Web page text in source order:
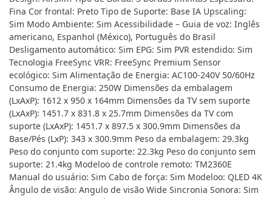
Fina Cor frontal: Preto Tipo de Suporte: Base IA Upscaling:
Sim Modo Ambiente: Sim Acessibilidade – Guia de voz: Inglês
americano, Espanhol (México), Português do Brasil
Desligamento automático: Sim EPG: Sim PVR estendido: Sim
Tecnologia FreeSync VRR: FreeSync Premium Sensor
ecológico: Sim Alimentação de Energia: AC100-240V 50/60Hz
Consumo de Energia: 250W Dimensões da embalagem
(LxAxP): 1612 x 950 x 164mm Dimensões da TV sem suporte
(LxAxP): 1451.7 x 831.8 x 25.7mm Dimensões da TV com
suporte (LxAxP): 1451.7 x 897.5 x 300.9mm Dimensões da
Base/Pés (LxP): 343 x 300.9mm Peso da embalagem: 29.3kg
Peso do conjunto com suporte: 22.3kg Peso do conjunto sem
suporte: 21.4kg Modeloo de controle remoto: TM2360E
Manual do usuário: Sim Cabo de força: Sim Modeloo: QLED 4K
Ângulo de visão: Angulo de visão Wide Sincronia Sonora: Sim